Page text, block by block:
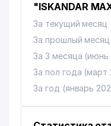
"ISKANDAR
За текущий месяц
За прошлый
За 3 месяца (июнь
За пол года (март
За год (январь